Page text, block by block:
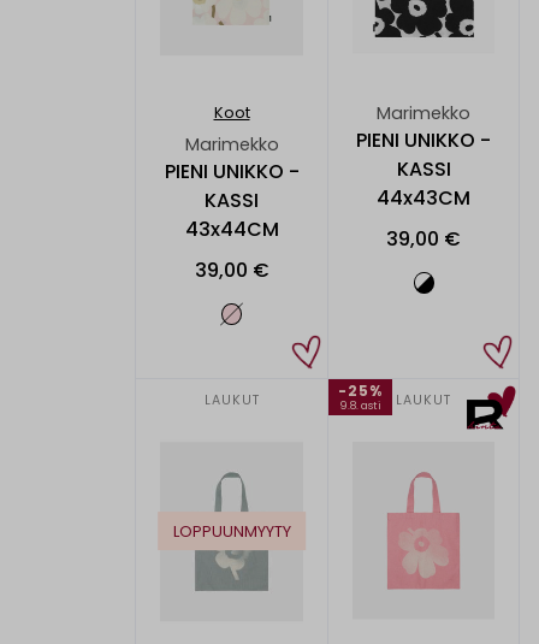
Koot
Marimekko
PIENI UNIKKO -
KASSI
43x44CM
39,00 €
Marimekko
PIENI UNIKKO -
KASSI
44x43CM
39,00 €
LAUKUT
LOPPUUNMYYTY
LAUKUT
-25%
9.8. asti